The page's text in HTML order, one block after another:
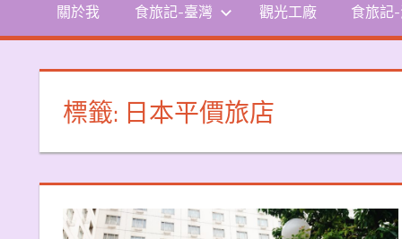
關於我 食旅記-臺灣 觀光工廠 食旅記
標籤: 日本平價旅店